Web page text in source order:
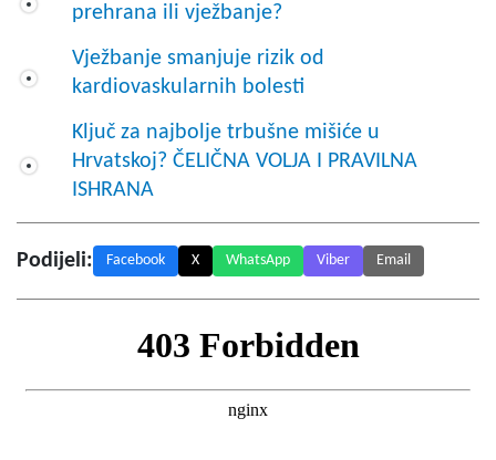
prehrana ili vježbanje?
Vježbanje smanjuje rizik od
kardiovaskularnih bolesti
Ključ za najbolje trbušne mišiće u
Hrvatskoj? ČELIČNA VOLJA I PRAVILNA
ISHRANA
Podijeli: Facebook X WhatsApp Viber Email